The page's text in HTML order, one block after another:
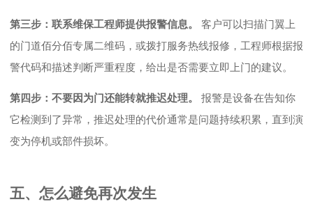
第三步：联系维保工程师提供报警信息。
客户可以扫描门翼上
的门道佰分佰专属二维码，或拨打服务热线报修，工程师根据报
警代码和描述判断严重程度，给出是否需要立即上门的建议。
第四步：不要因为门还能转就推迟处理。
报警是设备在告知你
它检测到了异常，推迟处理的代价通常是问题持续积累，直到演
变为停机或部件损坏。
五、怎么避免再次发生